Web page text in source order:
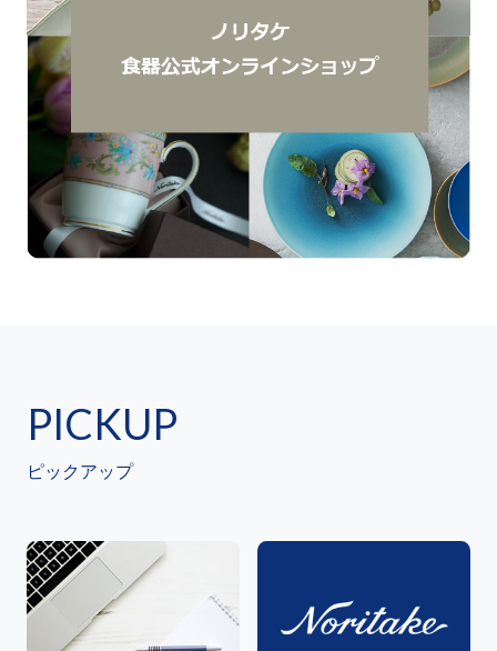
PICKUP
ピックアップ